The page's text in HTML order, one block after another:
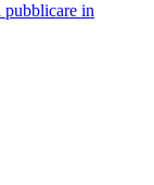
pubblicare in